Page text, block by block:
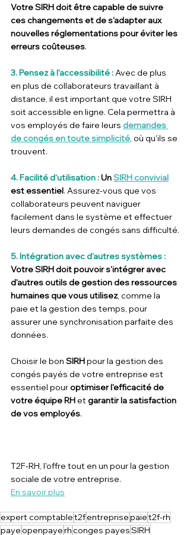
Votre SIRH doit être capable de suivre
ces changements et de s'adapter aux
nouvelles réglementations pour éviter les
erreurs coûteuses.
3. Pensez à l'accessibilité : Avec de plus
en plus de collaborateurs travaillant à
distance, il est important que votre SIRH
soit accessible en ligne. Cela permettra à
vos employés de faire leurs demandes
de congés en toute simplicité, où qu'ils se
trouvent.
4. Facilité d'utilisation : Un SIRH convivial
est essentiel. Assurez-vous que vos
collaborateurs peuvent naviguer
facilement dans le système et effectuer
leurs demandes de congés sans difficulté.
5. Intégration avec d'autres systèmes :
Votre SIRH doit pouvoir s'intégrer avec
d'autres outils de gestion des ressources
humaines que vous utilisez, comme la
paie et la gestion des temps, pour
assurer une synchronisation parfaite des
données.
Choisir le bon SIRH pour la gestion des
congés payés de votre entreprise est
essentiel pour optimiser l'efficacité de
votre équipe RH et garantir la satisfaction
de vos employés.
T2F-RH, l'offre tout en un pour la gestion
sociale de votre entreprise.
En savoir plus
expert comptablet2fentreprisepaiet2f-rh
payeopenpayerhconges payesSIRH